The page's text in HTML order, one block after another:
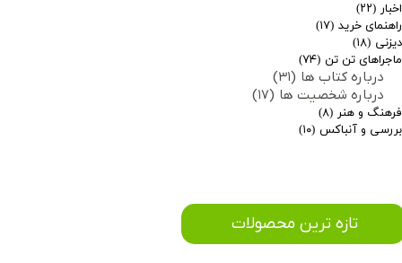
اخبار (۲۲)
راهنمای خرید (۱۷)
دیزنی (۱۸)
ماجراهای تن تن (۷۴)
درباره کتاب ها (۳۱)
درباره شخصیت ها (۱۷)
فرهنگ و هنر (۸)
بررسی و آنباکس (۱۰)
​تازه ترین محصولات